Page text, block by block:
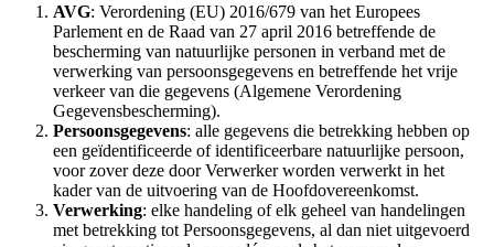
AVG: Verordening (EU) 2016/679 van het Europees
Parlement en de Raad van 27 april 2016 betreffende de
bescherming van natuurlijke personen in verband met de
verwerking van persoonsgegevens en betreffende het vrije
verkeer van die gegevens (Algemene Verordening
Gegevensbescherming).
Persoonsgegevens: alle gegevens die betrekking hebben op
een geïdentificeerde of identificeerbare natuurlijke persoon,
voor zover deze door Verwerker worden verwerkt in het
kader van de uitvoering van de Hoofdovereenkomst.
Verwerking: elke handeling of elk geheel van handelingen
met betrekking tot Persoonsgegevens, al dan niet uitgevoerd